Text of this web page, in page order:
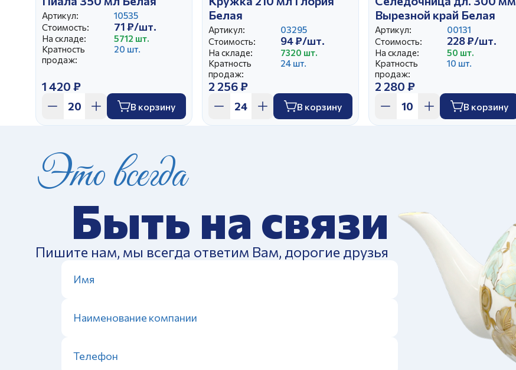
Артикул:
10535
Стоимость:
71 ₽/шт.
На складе:
5712 шт.
Кратность
продаж:
20 шт.
1 420 ₽
В корзину
Белая
Артикул:
03295
Стоимость:
94 ₽/шт.
На складе:
7320 шт.
Кратность
продаж:
24 шт.
2 256 ₽
В корзину
Вырезной край Белая
Артикул:
00131
Стоимость:
228 ₽/шт.
На складе:
50 шт.
Кратность
продаж:
10 шт.
2 280 ₽
В корзину
Это всегда
Быть на связи
Пишите нам, мы всегда ответим Вам, дорогие друзья